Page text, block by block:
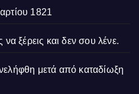
1821
ξέρεις και δεν σου λένε.
μετά από καταδίωξη